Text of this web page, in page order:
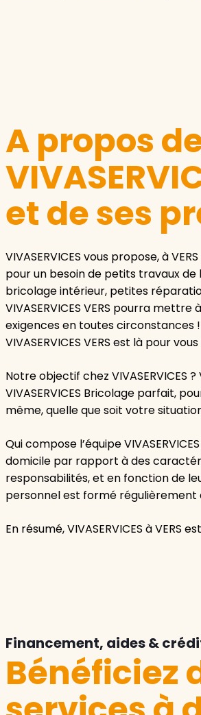
A propos
et de ses
VIVASERVICES vous propose, à
pour un besoin de petits travaux
bricolage intérieur, petites
VIVASERVICES VERS pourra
exigences en toutes circonstances
VIVASERVICES VERS est là pour
Notre objectif chez
VIVASERVICES Bricolage parfait,
même, quelle que soit votre
Qui compose l’équipe
domicile par rapport à des
responsabilités, et en fonction de
personnel est formé
En résumé, VIVASERVICES à
Financement, aides &
Bénéficiez